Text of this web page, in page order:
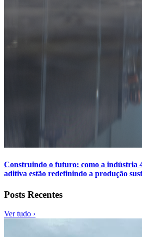
Construindo o futuro: como a indústria
aditiva estão redefinindo a produção
Posts Recentes
Ver tudo ›